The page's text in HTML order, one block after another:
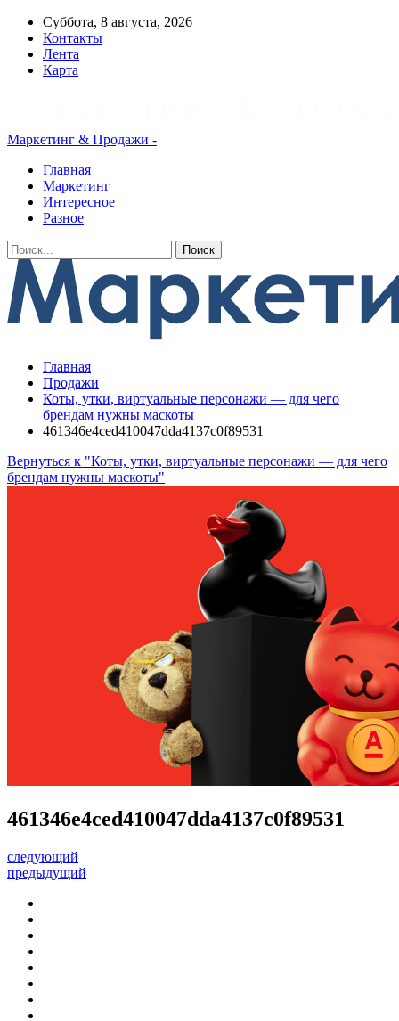
Суббота, 8 августа, 2026
Контакты
Лента
Карта
Маркетинг & Продажи -
Главная
Маркетинг
Интересное
Разное
Главная
Продажи
Коты, утки, виртуальные персонажи — для чего
брендам нужны маскоты
461346e4ced410047dda4137c0f89531
Вернуться к "Коты, утки, виртуальные персонажи — для чего
брендам нужны маскоты"
461346e4ced410047dda4137c0f89531
следующий
предыдущий